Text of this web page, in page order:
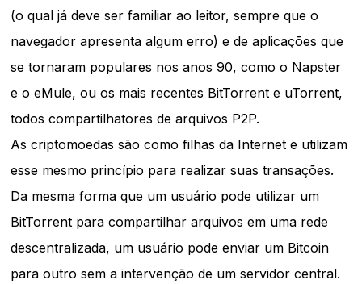
(o qual já deve ser familiar ao leitor, sempre que o
navegador apresenta algum erro) e de aplicações que
se tornaram populares nos anos 90, como o Napster
e o eMule, ou os mais recentes BitTorrent e uTorrent,
todos compartilhatores de arquivos P2P.
As criptomoedas são como filhas da Internet e utilizam
esse mesmo princípio para realizar suas transações.
Da mesma forma que um usuário pode utilizar um
BitTorrent para compartilhar arquivos em uma rede
descentralizada, um usuário pode enviar um Bitcoin
para outro sem a intervenção de um servidor central.